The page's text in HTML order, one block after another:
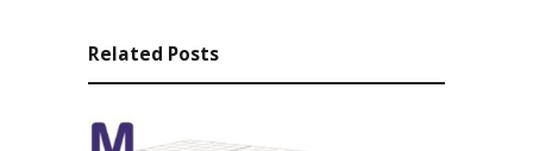
Related Posts